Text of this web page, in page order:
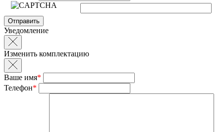
Уведомление
Изменить комплектацию
Ваше имя*
Телефон*